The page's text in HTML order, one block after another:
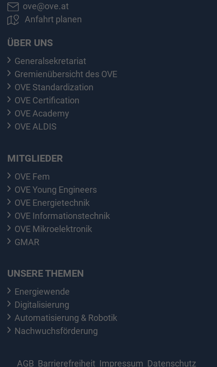
ove@ove.at
Anfahrt planen
ÜBER UNS
Generalsekretariat
Gremienübersicht des OVE
OVE Standardization
OVE Certification
OVE Academy
OVE ALDIS
MITGLIEDER
OVE Fem
OVE Young Engineers
OVE Energietechnik
OVE Informationstechnik
OVE Mikroelektronik
GMAR
UNSERE THEMEN
Energiewende
Digitalisierung
Automatisierung & Robotik
Nachwuchsförderung
AGB Barrierefreiheit Impressum Datenschutz